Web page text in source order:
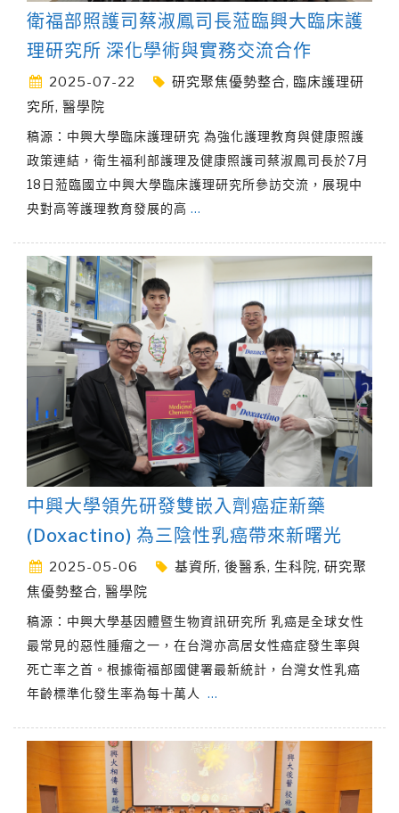
衛福部照護司蔡淑鳳司長蒞臨興大臨床護
理研究所 深化學術與實務交流合作
2025-07-22 研究聚焦優勢整合, 臨床護理研
究所, 醫學院
稿源：中興大學臨床護理研究 為強化護理教育與健康照護
政策連結，衛生福利部護理及健康照護司蔡淑鳳司長於7月
18日蒞臨國立中興大學臨床護理研究所參訪交流，展現中
央對高等護理教育發展的高 …
中興大學領先研發雙嵌入劑癌症新藥
(Doxactino) 為三陰性乳癌帶來新曙光
2025-05-06 基資所, 後醫系, 生科院, 研究聚
焦優勢整合, 醫學院
稿源：中興大學基因體暨生物資訊研究所 乳癌是全球女性
最常見的惡性腫瘤之一，在台灣亦高居女性癌症發生率與
死亡率之首。根據衛福部國健署最新統計，台灣女性乳癌
年齡標準化發生率為每十萬人 …